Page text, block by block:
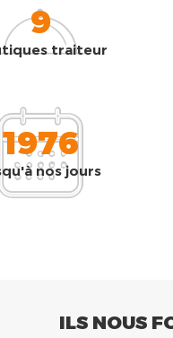
9
traiteur
1976
nos jours
ILS NOUS